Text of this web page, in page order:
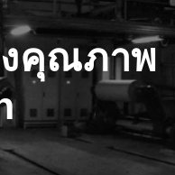
งคุณภาพ